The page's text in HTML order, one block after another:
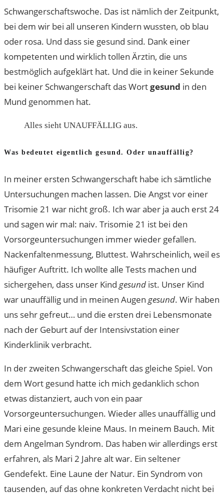
Schwangerschaftswoche. Das ist nämlich der Zeitpunkt,
bei dem wir bei all unseren Kindern wussten, ob blau
oder rosa. Und dass sie gesund sind. Dank einer
kompetenten und wirklich tollen Ärztin, die uns
bestmöglich aufgeklärt hat. Und die in keiner Sekunde
bei keiner Schwangerschaft das Wortgesund in den
Mund genommen hat.
Alles sieht UNAUFFÄLLIG aus.
Was bedeutet eigentlich gesund. Oder unauffällig?
In meiner ersten Schwangerschaft habe ich sämtliche
Untersuchungen machen lassen. Die Angst vor einer
Trisomie 21 war nicht groß. Ich war aber ja auch erst 24
und sagen wir mal: naiv. Trisomie 21 ist bei den
Vorsorgeuntersuchungen immer wieder gefallen.
Nackenfaltenmessung, Bluttest. Wahrscheinlich, weil es
häufiger Auftritt. Ich wollte alle Tests machen und
sichergehen, dass unser Kind gesund ist. Unser Kind
war unauffällig und in meinen Augen gesund. Wir haben
uns sehr gefreut… und die ersten drei Lebensmonate
nach der Geburt auf der Intensivstation einer
Kinderklinik verbracht.
In der zweiten Schwangerschaft das gleiche Spiel. Von
dem Wort gesund hatte ich mich gedanklich schon
etwas distanziert, auch von ein paar
Vorsorgeuntersuchungen. Wieder alles unauffällig und
Mari eine gesunde kleine Maus. In meinem Bauch. Mit
dem Angelman Syndrom. Das haben wir allerdings erst
erfahren, als Mari 2 Jahre alt war. Ein seltener
Gendefekt. Eine Laune der Natur. Ein Syndrom von
tausenden, auf das ohne konkreten Verdacht nicht bei